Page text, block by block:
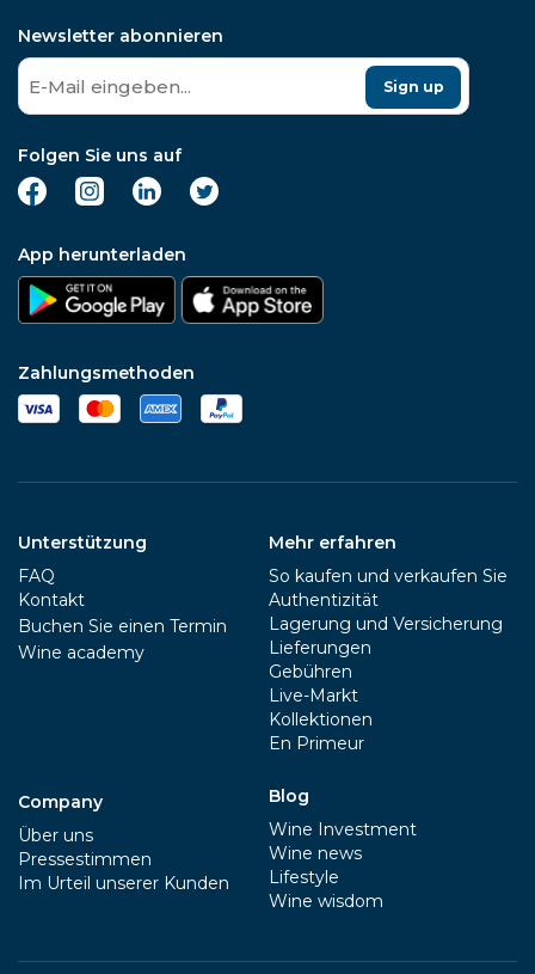
Newsletter abonnieren
Sign up
Folgen Sie uns auf
App herunterladen
Zahlungsmethoden
Unterstützung
FAQ
Kontakt
Buchen Sie einen Termin
Wine academy
Company
Über uns
Pressestimmen
Im Urteil unserer Kunden
Mehr erfahren
So kaufen und verkaufen Sie
Authentizität
Lagerung und Versicherung
Lieferungen
Gebühren
Live-Markt
Kollektionen
En Primeur
Blog
Wine Investment
Wine news
Lifestyle
Wine wisdom